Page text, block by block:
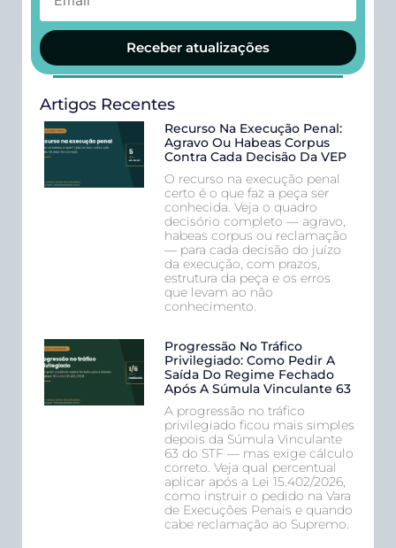
Receber atualizações
Artigos Recentes
Recurso Na Execução Penal:
Agravo Ou Habeas Corpus
Contra Cada Decisão Da VEP
O recurso na execução penal
certo é o que faz a peça ser
conhecida. Veja o quadro
decisório completo — agravo,
habeas corpus ou reclamação
— para cada decisão do juízo
da execução, com prazos,
estrutura da peça e os erros
que levam ao não
conhecimento.
Progressão No Tráfico
Privilegiado: Como Pedir A
Saída Do Regime Fechado
Após A Súmula Vinculante 63
A progressão no tráfico
privilegiado ficou mais simples
depois da Súmula Vinculante
63 do STF — mas exige cálculo
correto. Veja qual percentual
aplicar após a Lei 15.402/2026,
como instruir o pedido na Vara
de Execuções Penais e quando
cabe reclamação ao Supremo.